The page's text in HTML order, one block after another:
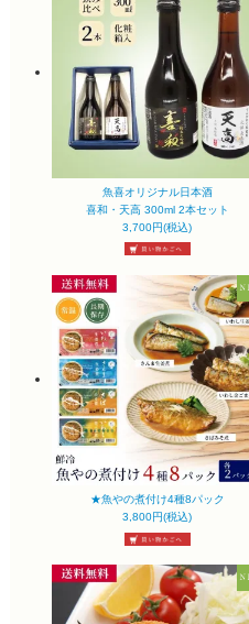
魚喜オリジナル日本酒
喜和・天高 300ml 2本セット
3,700円(税込)
★魚やの煮付け4種8パック
3,800円(税込)